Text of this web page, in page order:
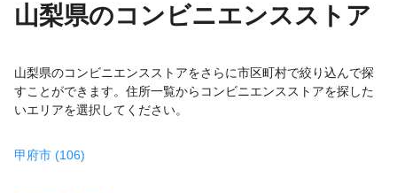
山梨県のコンビニエンスストア
山梨県のコンビニエンスストアをさらに市区町村で絞り込んで探
すことができます。住所一覧からコンビニエンスストアを探した
いエリアを選択してください。
甲府市 (106)